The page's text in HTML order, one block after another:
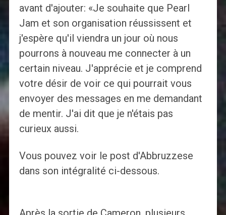
avant d'ajouter: «Je souhaite que Pearl
Jam et son organisation réussissent et
j'espère qu'il viendra un jour où nous
pourrons à nouveau me connecter à un
certain niveau. J'apprécie et je comprend
votre désir de voir ce qui pourrait vous
envoyer des messages en me demandant
de mentir. J'ai dit que je n'étais pas
curieux aussi.
Vous pouvez voir le post d'Abbruzzese
dans son intégralité ci-dessous.